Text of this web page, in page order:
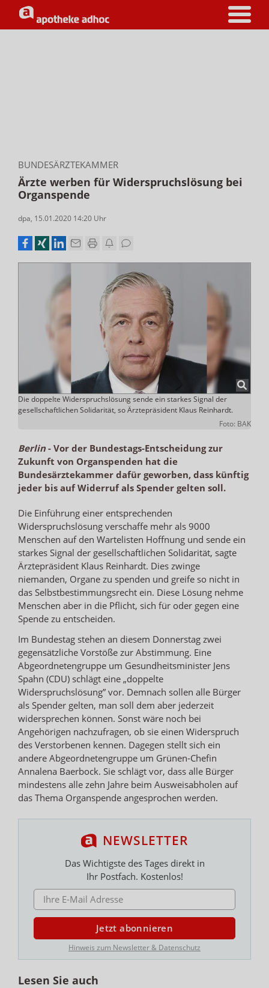
BUNDESÄRZTEKAMMER
Ärzte werben für Widerspruchslösung bei
Organspende
dpa, 15.01.2020 14:20 Uhr
Die doppelte Widerspruchslösung sende ein starkes Signal der
gesellschaftlichen Solidarität, so Ärztepräsident Klaus Reinhardt.
Foto: BAK
Berlin- Vor der Bundestags-Entscheidung zur
Zukunft von Organspenden hat die
Bundesärztekammer dafür geworben, dass künftig
jeder bis auf Widerruf als Spender gelten soll.
Die Einführung einer entsprechenden
Widerspruchslösung verschaffe mehr als 9000
Menschen auf den Wartelisten Hoffnung und sende ein
starkes Signal der gesellschaftlichen Solidarität, sagte
Ärztepräsident Klaus Reinhardt. Dies zwinge
niemanden, Organe zu spenden und greife so nicht in
das Selbstbestimmungsrecht ein. Diese Lösung nehme
Menschen aber in die Pflicht, sich für oder gegen eine
Spende zu entscheiden.
Im Bundestag stehen an diesem Donnerstag zwei
gegensätzliche Vorstöße zur Abstimmung. Eine
Abgeordnetengruppe um Gesundheitsminister Jens
Spahn (CDU) schlägt eine „doppelte
Widerspruchslösung” vor. Demnach sollen alle Bürger
als Spender gelten, man soll dem aber jederzeit
widersprechen können. Sonst wäre noch bei
Angehörigen nachzufragen, ob sie einen Widerspruch
des Verstorbenen kennen. Dagegen stellt sich ein
andere Abgeordnetengruppe um Grünen-Chefin
Annalena Baerbock. Sie schlägt vor, dass alle Bürger
mindestens alle zehn Jahre beim Ausweisabholen auf
das Thema Organspende angesprochen werden.
NEWSLETTER
Das Wichtigste des Tages direkt in
Ihr Postfach. Kostenlos!
E-MAIL ADRESSE
Jetzt abonnieren
Hinweis zum Newsletter & Datenschutz
Lesen Sie auch